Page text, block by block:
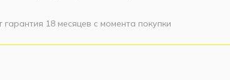
18 месяцев с момента покупки